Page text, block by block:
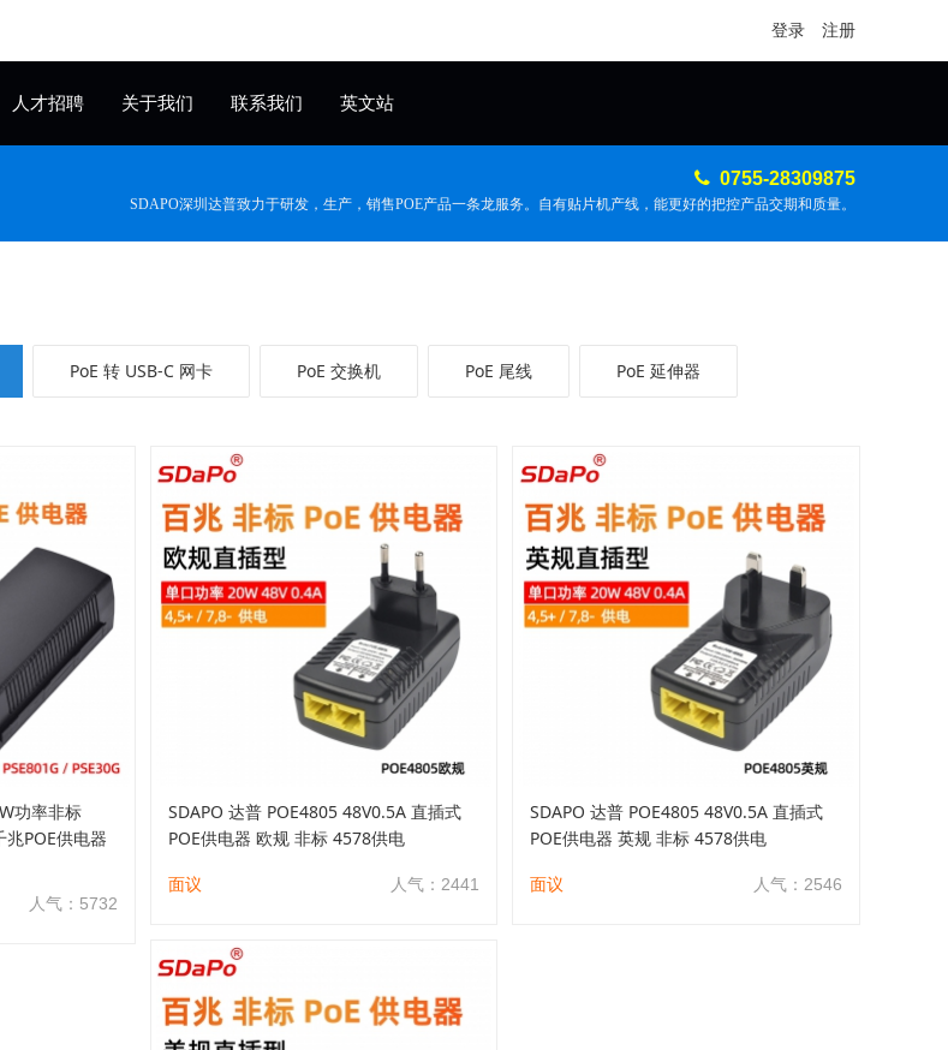
登录 注册
人才招聘 关于我们 联系我们 英文站
0755-28309875
SDAPO深圳达普致力于研发，生产，销售POE产品一条龙服务。自有贴片机产线，能更好的把控产品交期和质量。
PoE 转 USB-C 网卡 PoE 交换机 PoE 尾线 PoE 延伸器
功率非标
POE供电器
人气：5732
SDAPO 达普 POE4805 48V0.5A 直插式
POE供电器 欧规 非标 4578供电
人气：2441
面议
SDAPO 达普 POE4805 48V0.5A 直插式
POE供电器 英规 非标 4578供电
人气：2546
面议